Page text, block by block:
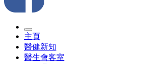
主頁
醫健新知
醫生會客室